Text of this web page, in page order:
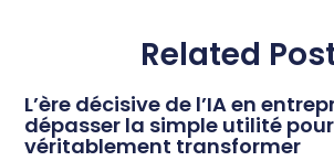
Related
L’ère décisive de l’IA en
dépasser la simple utilité pour
véritablement transformer